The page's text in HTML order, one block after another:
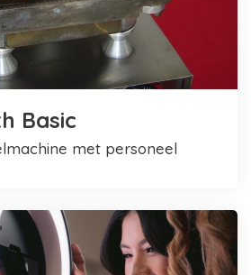
Basic
met personeel